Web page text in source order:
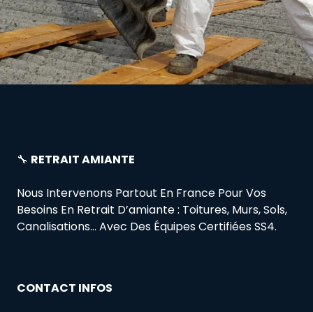
🔧 RETRAIT AMIANTE
Nous Intervenons Partout En France Pour Vos
Besoins En Retrait D’amiante : Toitures, Murs, Sols,
Canalisations… Avec Des Équipes Certifiées SS4.
CONTACT INFOS